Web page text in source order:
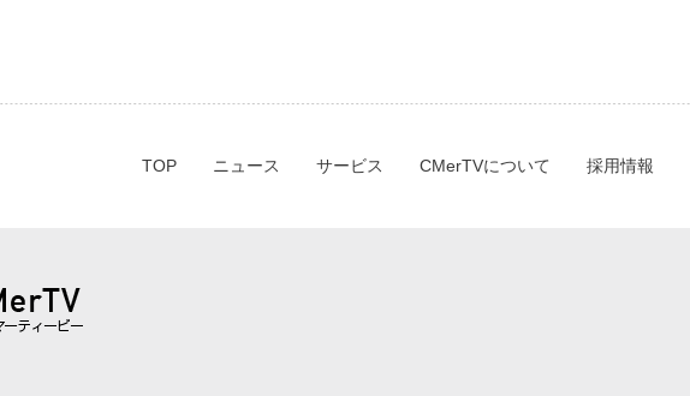
TOP ニュース サービス CMerTVについて 採用情報